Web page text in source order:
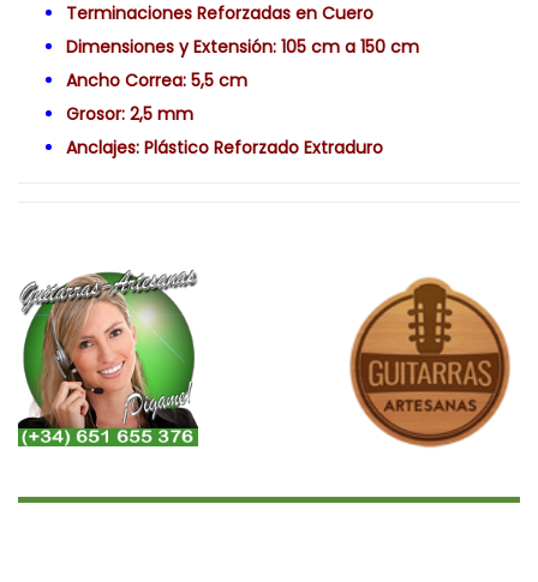
Terminaciones Reforzadas en Cuero
Dimensiones y Extensión: 105 cm a 150 cm
Ancho Correa: 5,5 cm
Grosor: 2,5 mm
Anclajes: Plástico Reforzado Extraduro